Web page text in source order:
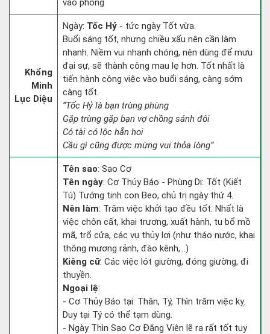
vào phòng
Khổng
Minh
Lục Diệu
Ngày: Tốc Hỷ - tức ngày Tốt vừa.
Buổi sáng tốt, nhưng chiều xấu nên cần làm
nhanh. Niềm vui nhanh chóng, nên dùng để mưu
đại sự, sẽ thành công mau lẹ hơn. Tốt nhất là
tiến hành công việc vào buổi sáng, càng sớm
càng tốt.
“Tốc Hỷ là bạn trùng phùng
Gặp trùng gặp bạn vợ chồng sánh đôi
Có tài có lộc hẳn hoi
Cầu gì cũng được mừng vui thỏa lòng”
Tên sao: Sao Cơ
Tên ngày: Cơ Thủy Báo - Phùng Dị: Tốt (Kiết
Tú) Tướng tinh con Beo, chủ trị ngày thứ 4.
Nên làm: Trăm việc khởi tạo đều tốt. Nhất là
việc chôn cất, khai trương, xuất hành, tu bổ mồ
mã, trổ cửa, các vụ thủy lợi (như tháo nước, khai
thông mương rảnh, đào kênh,...)
Kiêng cữ: Các việc lót giường, đóng giường, đi
thuyền.
Ngoại lệ:
- Cơ Thủy Báo tại: Thân, Tý, Thìn trăm việc kỵ.
Duy tại Tý có thể tạm dùng.
- Ngày Thìn Sao Cơ Đăng Viên lẽ ra rất tốt tuy